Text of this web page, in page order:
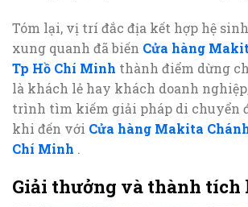
Tóm lại, vị trí đắc địa kết hợp hệ
xung quanh đã biến Cửa hàng
Tp Hồ Chí Minh thành điểm dừng
là khách lẻ hay khách doanh
trình tìm kiếm giải pháp di chuyển
khi đến với Cửa hàng Makita
Chí Minh .
Giải thưởng và thành tích